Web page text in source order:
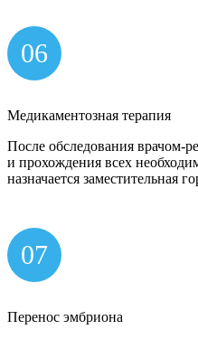
06
Медикаментозная терапия
После обследования врачом-
и прохождения всех
назначается заместительная
07
Перенос эмбриона